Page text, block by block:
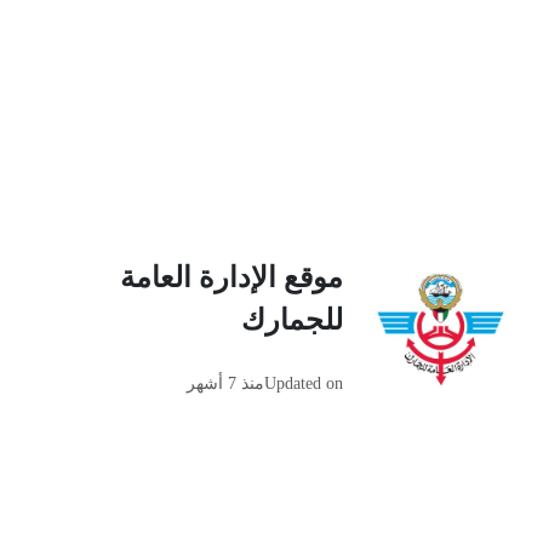
موقع الإدارة العامة
للجمارك
Updated onمنذ 7 أشهر